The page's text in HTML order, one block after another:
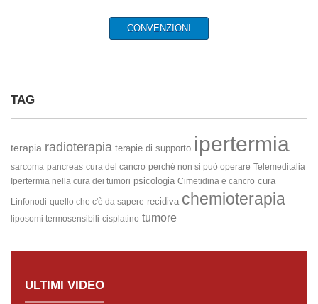
CONVENZIONI
TAG
terapia radioterapia terapie di supporto ipertermia
sarcoma pancreas cura del cancro perché non si può operare Telemeditalia
Ipertermia nella cura dei tumori psicologia Cimetidina e cancro cura
Linfonodi quello che c'è da sapere recidiva chemioterapia
liposomi termosensibili cisplatino tumore
ULTIMI VIDEO